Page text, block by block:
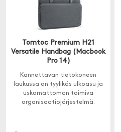
Tomtoc Premium H21
Versatile Handbag (Macbook
Pro 14)
Kannettavan tietokoneen
laukussa on tyylikäs ulkoasu ja
uskomattoman toimiva
organisaatiojärjestelmä.